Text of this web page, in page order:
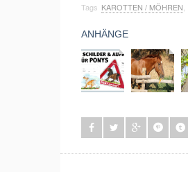
Tags KAROTTEN / MÖHREN
ANHÄNGE